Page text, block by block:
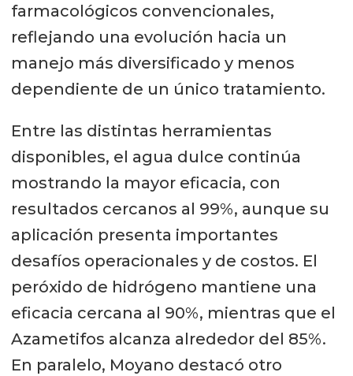
farmacológicos convencionales,
reflejando una evolución hacia un
manejo más diversificado y menos
dependiente de un único tratamiento.
Entre las distintas herramientas
disponibles, el agua dulce continúa
mostrando la mayor eficacia, con
resultados cercanos al 99%, aunque su
aplicación presenta importantes
desafíos operacionales y de costos. El
peróxido de hidrógeno mantiene una
eficacia cercana al 90%, mientras que el
Azametifos alcanza alrededor del 85%.
En paralelo, Moyano destacó otro